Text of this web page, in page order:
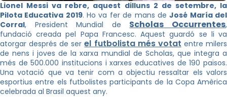
Lionel Messi va rebre, aquest dilluns 2 de setembre, la
Pilota Educativa 2019. Ho va fer de mans deJosé María del
Corral, President Mundial de Scholas Occurrentes,
fundació creada pel Papa Francesc. Aquest guardó se li va
atorgar després de serel futbolista més votat entre milers
de nens i joves de la xarxa mundial de Scholas, que integra a
més de 500.000 institucions i xarxes educatives de 190 països.
Una votació que va tenir com a objectiu ressaltar els valors
esportius entre els futbolistes participants de la Copa Amèrica
celebrada al Brasil aquest any.